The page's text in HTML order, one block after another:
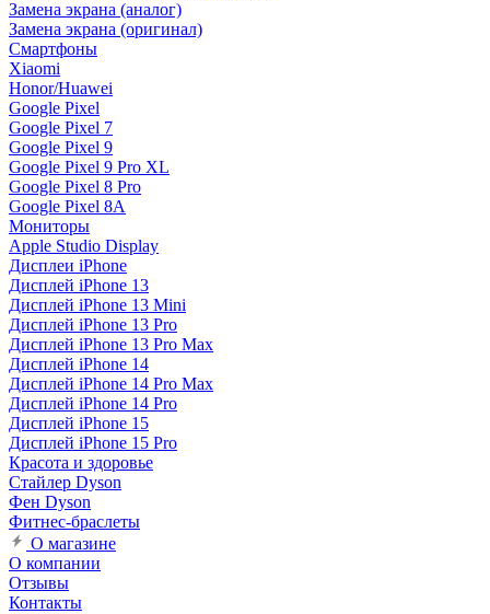
Замена экрана (аналог)
Замена экрана (оригинал)
Смартфоны
Xiaomi
Honor/Huawei
Google Pixel
Google Pixel 7
Google Pixel 9
Google Pixel 9 Pro XL
Google Pixel 8 Pro
Google Pixel 8A
Мониторы
Apple Studio Display
Дисплеи iPhone
Дисплей iPhone 13
Дисплей iPhone 13 Mini
Дисплей iPhone 13 Pro
Дисплей iPhone 13 Pro Max
Дисплей iPhone 14
Дисплей iPhone 14 Pro Max
Дисплей iPhone 14 Pro
Дисплей iPhone 15
Дисплей iPhone 15 Pro
Красота и здоровье
Стайлер Dyson
Фен Dyson
Фитнес-браслеты
О магазине
О компании
Отзывы
Контакты